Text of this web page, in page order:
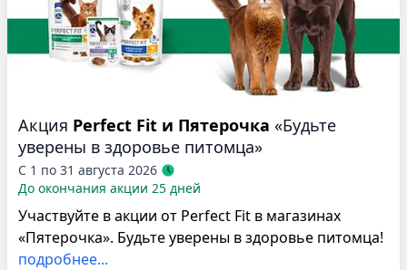
Акция Perfect Fit и Пятерочка «Будьте
уверены в здоровье питомца»
С 1 по 31 августа 2026
До окончания акции 25 дней
Участвуйте в акции от Perfect Fit в магазинах
«Пятерочка». Будьте уверены в здоровье питомца!
подробнее...